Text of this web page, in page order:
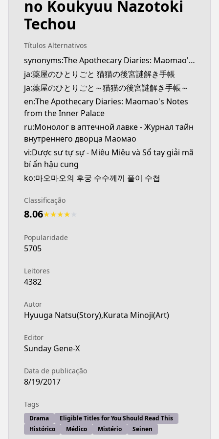
MangaUpdates
MangaUpdates
https://www.mangaupdates.com/
novelUpdates
https://www.novelupdates.com/series/kusuriya-
Book☆Walker
Book☆Walker
https://bookwalker.jp/series/149254/list
no Koukyuu Nazotoki
Techou
Títulos Alternativos
synonyms:The Apothecary Diaries: Maomao's Notes from the Inner Palace
ja:薬屋のひとりごと 猫猫の後宮謎解き手帳
ja:薬屋のひとりごと～猫猫の後宮謎解き手帳～
en:The Apothecary Diaries: Maomao's Notes
from the Inner Palace
ru:Монолог в аптечной лавке - Журнал тайн
внутреннего дворца Маомао
vi:Dược sư tự sự - Miêu Miêu và Sổ tay giải mã
bí ẩn hậu cung
ko:마오마오의 후궁 수수께끼 풀이 수첩
Classificação
8.06★★★★
Popularidade
5705
Leitores
4382
Autor
Hyuuga Natsu(Story),Kurata Minoji(Art)
Editor
Sunday Gene-X
Data de publicação
8/19/2017
Tags
Drama
Eligible Titles for You Should Read This
Histórico
Médico Mistério Seinen